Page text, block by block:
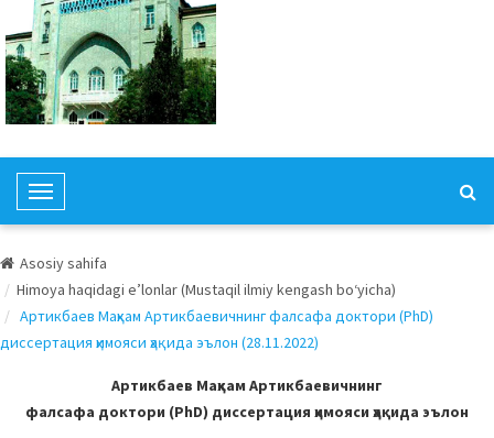
T
o
g
e
N
v
Asosiy sahifa
Himoya haqidagi e’lonlar (Mustaqil ilmiy kengash bo‘yicha)
Артикбаев Маҳкам Артикбаевичнинг фалсафа доктори (PhD)
диссертация ҳимояси ҳақида эълон (28.11.2022)
Артикбаев Маҳкам Артикбаевичнинг
фалсафа доктори (PhD) диссертация ҳимояси ҳақида эълон